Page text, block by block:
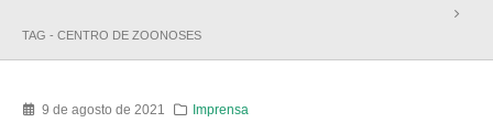
TAG - CENTRO DE ZOONOSES
9 de agosto de 2021
Imprensa